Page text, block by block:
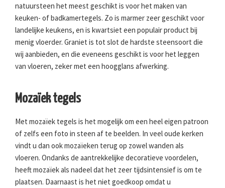
natuursteen het meest geschikt is voor het maken van
keuken- of badkamertegels. Zo is marmer zeer geschikt voor
landelijke keukens, en is kwartsiet een populair product bij
menig vloerder. Graniet is tot slot de hardste steensoort die
wij aanbieden, en die eveneens geschikt is voor het leggen
van vloeren, zeker met een hoogglans afwerking.
Mozaïek tegels
Met mozaïek tegels is het mogelijk om een heel eigen patroon
of zelfs een foto in steen af te beelden. In veel oude kerken
vindt u dan ook mozaïeken terug op zowel wanden als
vloeren. Ondanks de aantrekkelijke decoratieve voordelen,
heeft mozaïek als nadeel dat het zeer tijdsintensief is om te
plaatsen. Daarnaast is het niet goedkoop omdat u